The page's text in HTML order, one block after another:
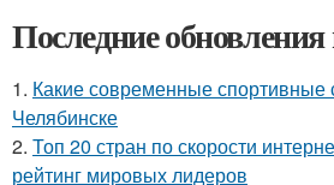
Последние обновления
1. Какие современные спортивные
Челябинске
2. Топ 20 стран по скорости
рейтинг мировых лидеров